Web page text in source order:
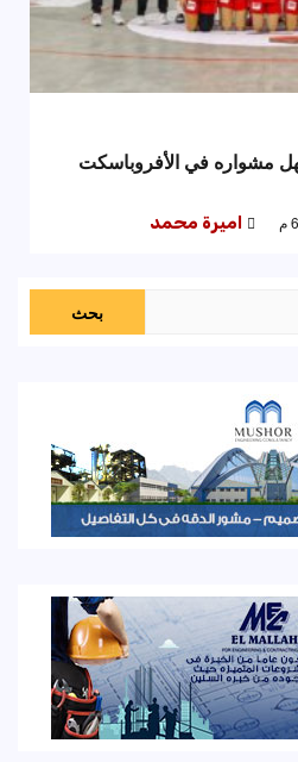
مشواره في الأفروباسكت
اميرة محمد